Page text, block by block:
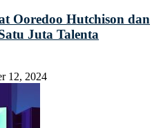
Ooredoo Hutchison dan
Juta Talenta
12, 2024